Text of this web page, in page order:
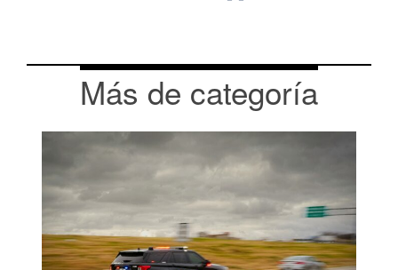
Más de categoría